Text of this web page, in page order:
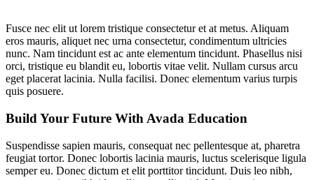
Fusce nec elit ut lorem tristique consectetur et at metus. Aliquam
eros mauris, aliquet nec urna consectetur, condimentum ultricies
nunc. Nam tincidunt est ac ante elementum tincidunt. Phasellus nisi
orci, tristique eu blandit eu, lobortis vitae velit. Nullam cursus arcu
eget placerat lacinia. Nulla facilisi. Donec elementum varius turpis
quis posuere.
Build Your Future With Avada Education
Suspendisse sapien mauris, consequat nec pellentesque at, pharetra
feugiat tortor. Donec lobortis lacinia mauris, luctus scelerisque ligula
semper eu. Donec dictum et elit porttitor tincidunt. Duis leo nibh,